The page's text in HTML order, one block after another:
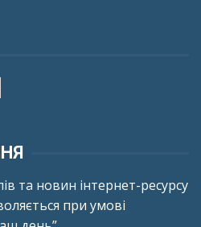
та новин інтернет-ресурсу
при умові